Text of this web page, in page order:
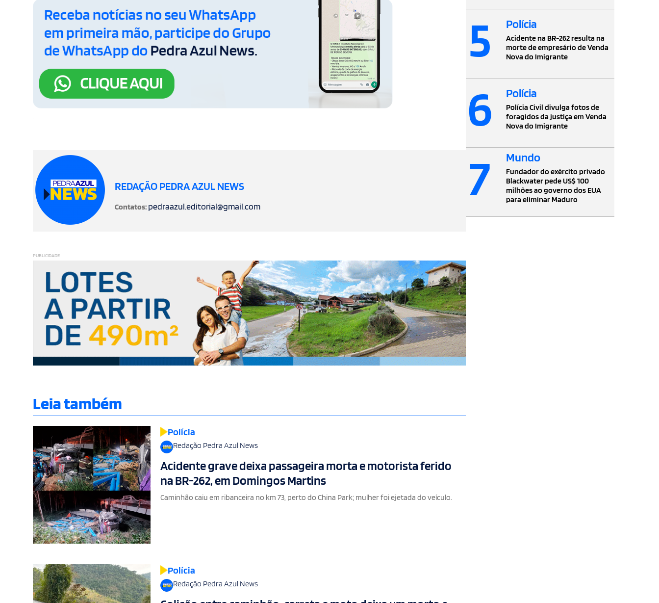
REDAÇÃO PEDRA AZUL NEWS
Contatos: pedraazul.editorial@gmail.com
PUBLICIDADE
Leia também
Polícia
Redação Pedra Azul News
Acidente grave deixa passageira morta e motorista ferido
na BR-262, em Domingos Martins
Caminhão caiu em ribanceira no km 73, perto do China Park; mulher foi ejetada do veículo.
Polícia
Redação Pedra Azul News
5 Polícia
Acidente na BR-262 resulta na
morte de empresário de Venda
Nova do Imigrante
6 Polícia
Polícia Civil divulga fotos de
foragidos da justiça em Venda
Nova do Imigrante
7 Mundo
Fundador do exército privado
Blackwater pede US$ 100
milhões ao governo dos EUA
para eliminar Maduro